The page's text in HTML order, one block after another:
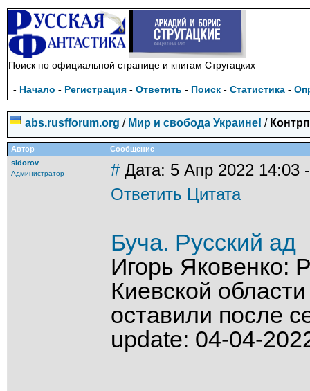
Поиск по официальной странице и книгам Стругацких
- Начало - Регистрация - Ответить - Поиск - Статистика -
abs.rusfforum.org / Мир и свобода Украине! /
Автор
Сообщение
sidorov
Администратор #Дата: 5 Апр 2022 14:03
Ответить Цитата
Буча. Русский ад
Игорь Яковенко:
Киевской
оставили после
update: 04-04-